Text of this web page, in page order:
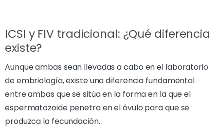
ICSI y FIV tradicional: ¿Qué diferencia
existe?
Aunque ambas sean llevadas a cabo en el laboratorio
de embriología, existe una diferencia fundamental
entre ambas que se sitúa en la forma en la que el
espermatozoide penetra en el óvulo para que se
produzca la fecundación.